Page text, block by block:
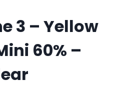
3 – Yellow
60% –